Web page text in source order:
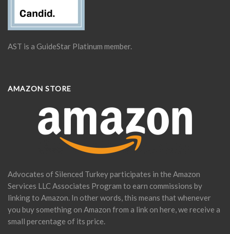
AST is a GuideStar Platinum member.
AMAZON STORE
Advocates of Silenced Turkey participates in the Amazon
Services LLC Associates Program to earn commissions by
linking to Amazon. In other words, this means that whenever
you buy something on Amazon from a link on here, we receive a
small percentage of its price.